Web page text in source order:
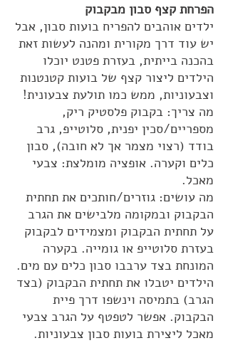
הפרחת קצף סבון מבקבוק
ילדים אוהבים להפריח בועות סבון, אבל
יש עוד דרך מקורית ומהנה לעשות זאת
בהכנה בייתית, בעזרת פטנט יוכלו
הילדים ליצור קצף של בועות קטנטנות
וצבעוניות, ממש כמו תולעת צבעונית!
מה צריך: בקבוק פלסטיק ריק,
מספריים/סכין יפנית, סלוטייפ, גרב
בודד (רצוי מצמר אך לא חובה), סבון
כלים וקערה. אופציה מומלצת: צבעי
מאכל.
מה עושים: גוזרים/חותכים את תחתית
הבקבוק ובמקומה מלבישים את הגרב
על תחתית הבקבוק ומצמידים לבקבוק
בעזרת סלוטייפ או גומייה. בקערה
המונחת בצד ערבבו סבון כלים עם מים.
הילדים יטבלו את תחתית הבקבוק (בצד
הגרב) בתמיסה וינשפו דרך פיית
הבקבוק. אפשר לטפטף על הגרב צבעי
מאכל ליצירת בועות סבון צבעוניות.